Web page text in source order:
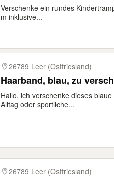
Verschenke ein rundes
m inklusive...
26789 Leer (Ostfriesland)
Haarband, blau, zu
Hallo, ich verschenke dieses
Alltag oder sportliche...
26789 Leer (Ostfriesland)